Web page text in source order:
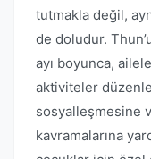
tutmakla değil,
de doludur.
ayı boyunca,
aktiviteler
sosyalleşmesine
kavramalarına